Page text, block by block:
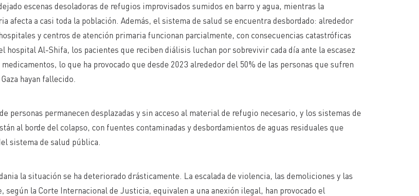
HTTPS://UNRWA.ES/ACTUALIDAD/SALA-DE-PRENSA/UNRWA-LANZA-UN-LLAMAMIENTO-URGENTE-DE-1-260-MILLONES-DE-DOLARES-PARA-ATENDER-A-24-MILLONES-DE-PERSONAS-EN-GAZA-Y-CISJORDANIA/
escenas desoladoras de refugios improvisados sumidos en barro y agua, mientras la
afecta a casi toda la población. Además, el sistema de salud se encuentra desbordado: alrededor
y centros de atención primaria funcionan parcialmente, con consecuencias catastróficas
hospital Al-Shifa, los pacientes que reciben diálisis luchan por sobrevivir cada día ante la escasez
lo que ha provocado que desde 2023 alrededor del 50% de las personas que sufren
hayan fallecido.
personas permanecen desplazadas y sin acceso al material de refugio necesario, y los sistemas de
al borde del colapso, con fuentes contaminadas y desbordamientos de aguas residuales que
sistema de salud pública.
la situación se ha deteriorado drásticamente. La escalada de violencia, las demoliciones y las
según la Corte Internacional de Justicia, equivalen a una anexión ilegal, han provocado el